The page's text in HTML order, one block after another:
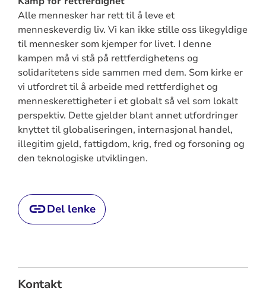
Alle mennesker har rett til å leve et
menneskeverdig liv. Vi kan ikke stille oss likegyldige
til mennesker som kjemper for livet. I denne
kampen må vi stå på rettferdighetens og
solidaritetens side sammen med dem. Som kirke er
vi utfordret til å arbeide med rettferdighet og
menneskerettigheter i et globalt så vel som lokalt
perspektiv. Dette gjelder blant annet utfordringer
knyttet til globaliseringen, internasjonal handel,
illegitim gjeld, fattigdom, krig, fred og forsoning og
den teknologiske utviklingen.
Del lenke
Kontakt